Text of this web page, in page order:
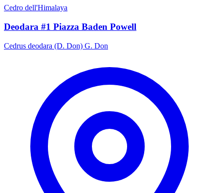
Cedro dell'Himalaya
Deodara #1 Piazza Baden Powell
Cedrus deodara (D. Don) G. Don